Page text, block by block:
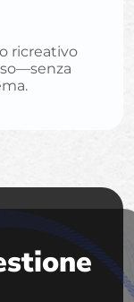
ricreativo